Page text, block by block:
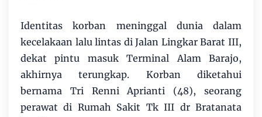
Identitas korban meninggal dunia dalam
kecelakaan lalu lintas di Jalan Lingkar Barat III,
dekat pintu masuk Terminal Alam Barajo,
akhirnya terungkap. Korban diketahui
bernama Tri Renni Aprianti (48), seorang
perawat di Rumah Sakit Tk III dr Bratanata